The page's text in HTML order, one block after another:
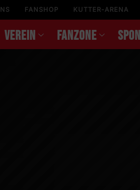
FANSHOP KUTTER-ARENA
VEREIN FANZONE